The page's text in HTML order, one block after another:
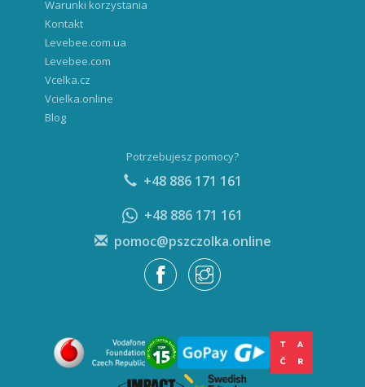
Levebee.com.ua
Levebee.com
Vcelka.cz
Vcielka.online
Blog
+48 886 171 161
+48 886 171 161
pomoc@pszczolka.online